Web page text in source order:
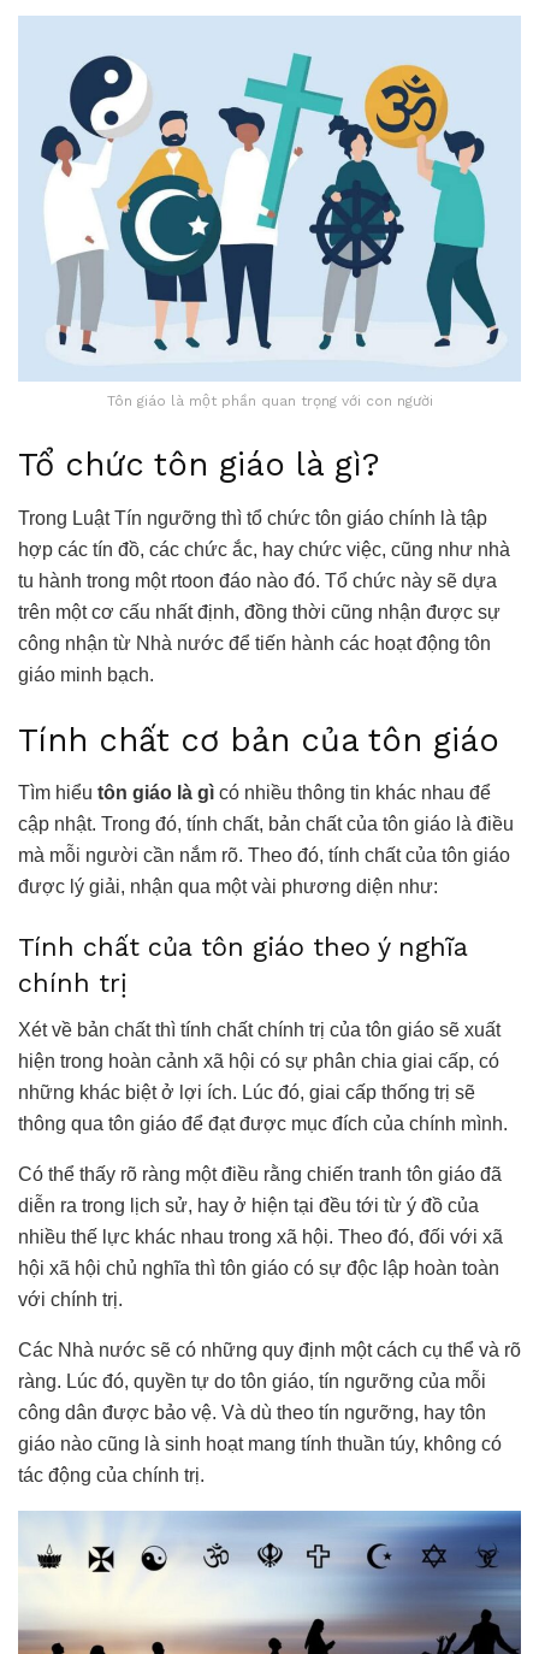
Tôn giáo là một phần quan trọng với con người
Tổ chức tôn giáo là gì?
Trong Luật Tín ngưỡng thì tổ chức tôn giáo chính là tập
hợp các tín đồ, các chức ắc, hay chức việc, cũng như nhà
tu hành trong một rtoon đáo nào đó. Tổ chức này sẽ dựa
trên một cơ cấu nhất định, đồng thời cũng nhận được sự
công nhận từ Nhà nước để tiến hành các hoạt động tôn
giáo minh bạch.
Tính chất cơ bản của tôn giáo
Tìm hiểu tôn giáo là gì có nhiều thông tin khác nhau để
cập nhật. Trong đó, tính chất, bản chất của tôn giáo là điều
mà mỗi người cần nắm rõ. Theo đó, tính chất của tôn giáo
được lý giải, nhận qua một vài phương diện như:
Tính chất của tôn giáo theo ý nghĩa
chính trị
Xét về bản chất thì tính chất chính trị của tôn giáo sẽ xuất
hiện trong hoàn cảnh xã hội có sự phân chia giai cấp, có
những khác biệt ở lợi ích. Lúc đó, giai cấp thống trị sẽ
thông qua tôn giáo để đạt được mục đích của chính mình.
Có thể thấy rõ ràng một điều rằng chiến tranh tôn giáo đã
diễn ra trong lịch sử, hay ở hiện tại đều tới từ ý đồ của
nhiều thế lực khác nhau trong xã hội. Theo đó, đối với xã
hội xã hội chủ nghĩa thì tôn giáo có sự độc lập hoàn toàn
với chính trị.
Các Nhà nước sẽ có những quy định một cách cụ thể và rõ
ràng. Lúc đó, quyền tự do tôn giáo, tín ngưỡng của mỗi
công dân được bảo vệ. Và dù theo tín ngưỡng, hay tôn
giáo nào cũng là sinh hoạt mang tính thuần túy, không có
tác động của chính trị.